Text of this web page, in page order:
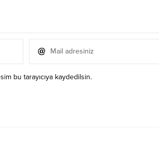
bu tarayıcıya kaydedilsin.